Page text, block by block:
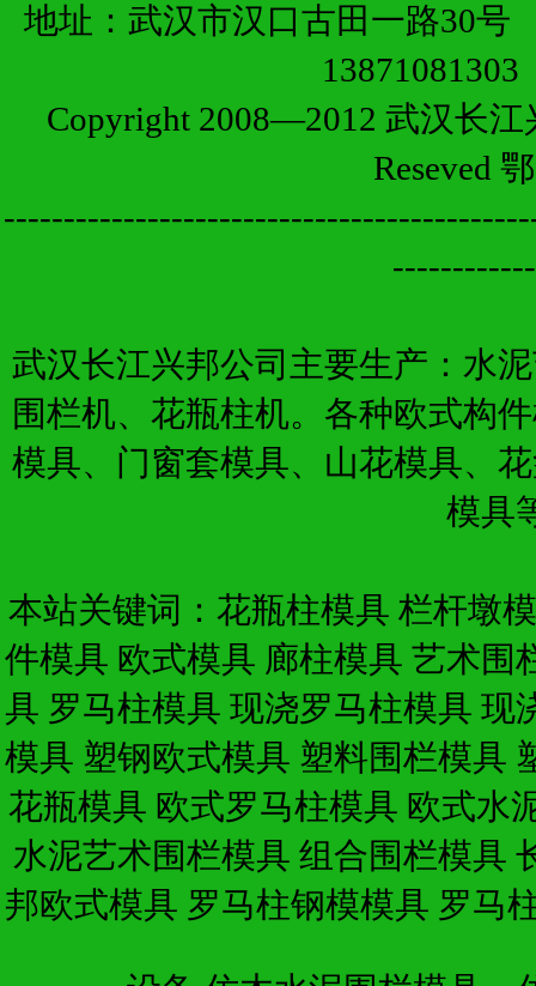
地址：武汉市汉口古田一路30
Copyright 2008—2012 武汉长
Reseved
武汉长江兴邦公司主要生产：水
围栏机、花瓶柱机。各种欧式构
模具、门窗套模具、山花模具、
模具
本站关键词： 花瓶柱模具 栏杆墩
件模具 欧式模具 廊柱模具 艺术围
具 罗马柱模具 现浇罗马柱模具 现
模具 塑钢欧式模具 塑料围栏模具
花瓶模具 欧式罗马柱模具 欧式水
水泥艺术围栏模具 组合围栏模具
邦欧式模具 罗马柱钢模模具 罗马